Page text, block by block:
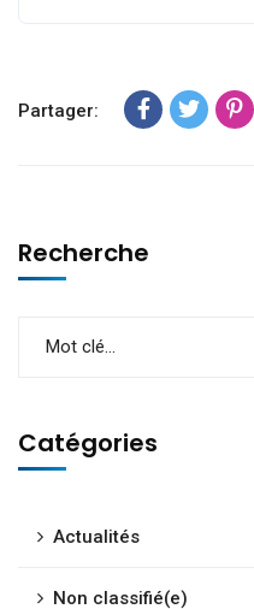
Partager:
Recherche
Catégories
Actualités
Non classifié(e)